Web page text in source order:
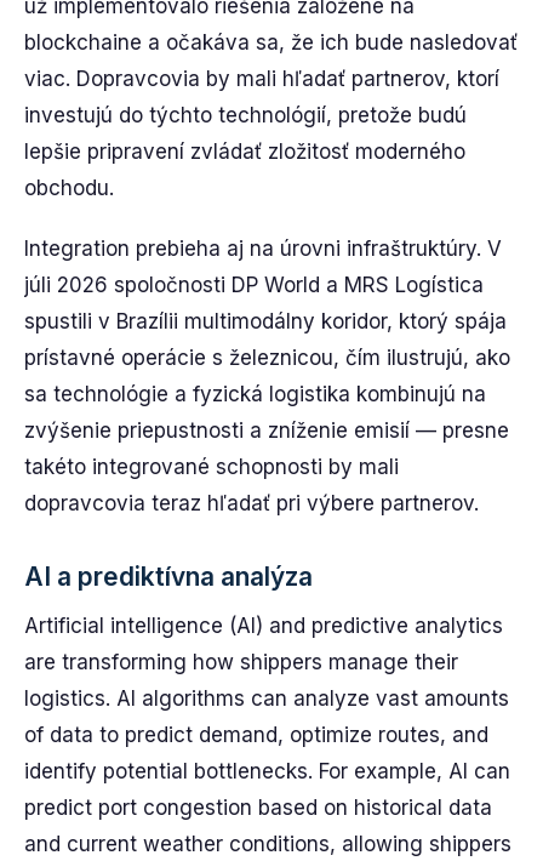
už implementovalo riešenia založené na
blockchaine a očakáva sa, že ich bude nasledovať
viac. Dopravcovia by mali hľadať partnerov, ktorí
investujú do týchto technológií, pretože budú
lepšie pripravení zvládať zložitosť moderného
obchodu.
Integration prebieha aj na úrovni infraštruktúry. V
júli 2026 spoločnosti DP World a MRS Logística
spustili v Brazílii multimodálny koridor, ktorý spája
prístavné operácie s železnicou, čím ilustrujú, ako
sa technológie a fyzická logistika kombinujú na
zvýšenie priepustnosti a zníženie emisií — presne
takéto integrované schopnosti by mali
dopravcovia teraz hľadať pri výbere partnerov.
AI a prediktívna analýza
Artificial intelligence (AI) and predictive analytics
are transforming how shippers manage their
logistics. AI algorithms can analyze vast amounts
of data to predict demand, optimize routes, and
identify potential bottlenecks. For example, AI can
predict port congestion based on historical data
and current weather conditions, allowing shippers